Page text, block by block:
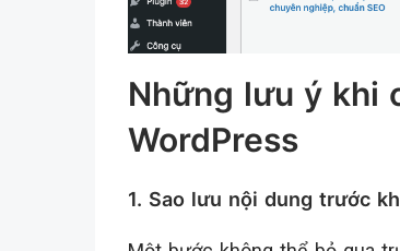
Những lưu ý khi
WordPress
1. Sao lưu nội dung trước